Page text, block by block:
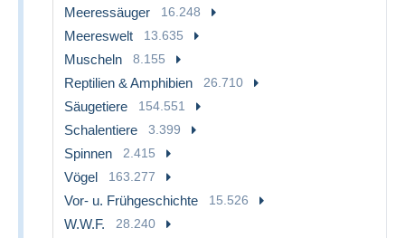
Meeressäuger 16.248
Meereswelt 13.635
Muscheln 8.155
Reptilien & Amphibien 26.710
Säugetiere 154.551
Schalentiere 3.399
Spinnen 2.415
Vögel 163.277
Vor- u. Frühgeschichte 15.526
W.W.F. 28.240